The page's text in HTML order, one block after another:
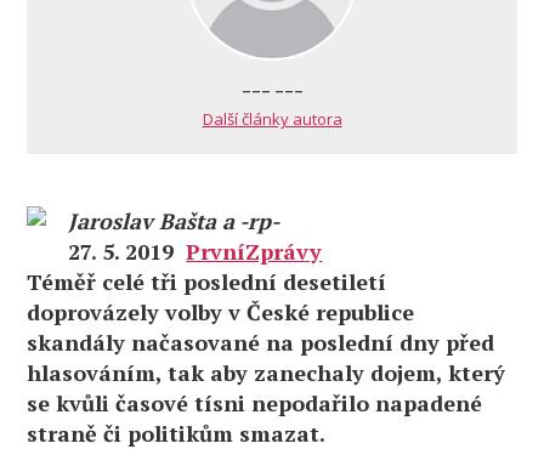
--- ---
Další články autora
Jaroslav Bašta a -rp-
27. 5. 2019PrvníZprávy
Téměř celé tři poslední desetiletí
doprovázely volby v České republice
skandály načasované na poslední dny před
hlasováním, tak aby zanechaly dojem, který
se kvůli časové tísni nepodařilo napadené
straně či politikům smazat.